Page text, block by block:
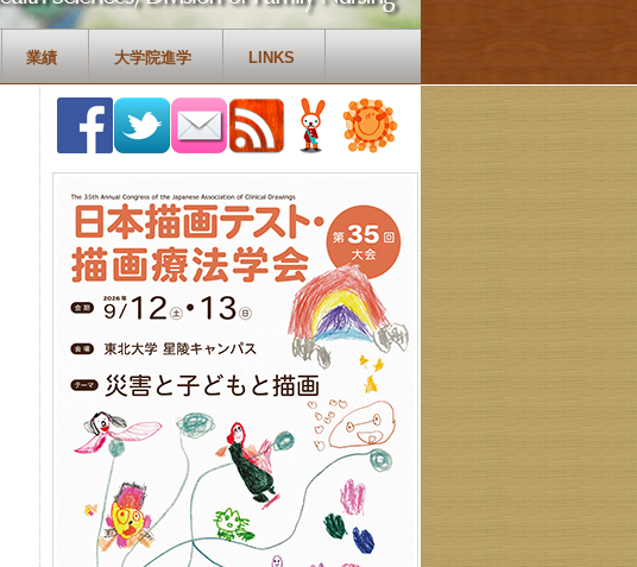
業績 大学院進学 LINKS